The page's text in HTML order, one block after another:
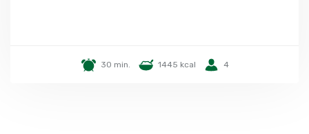
30 min. 1445 kcal 4